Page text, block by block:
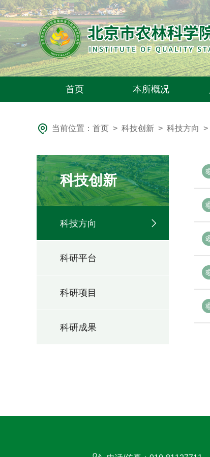
首页 本所概况
当前位置： 首页 > 科技创新 > 科技方向 >
科技创新
科技方向
科研平台
科研项目
科研成果